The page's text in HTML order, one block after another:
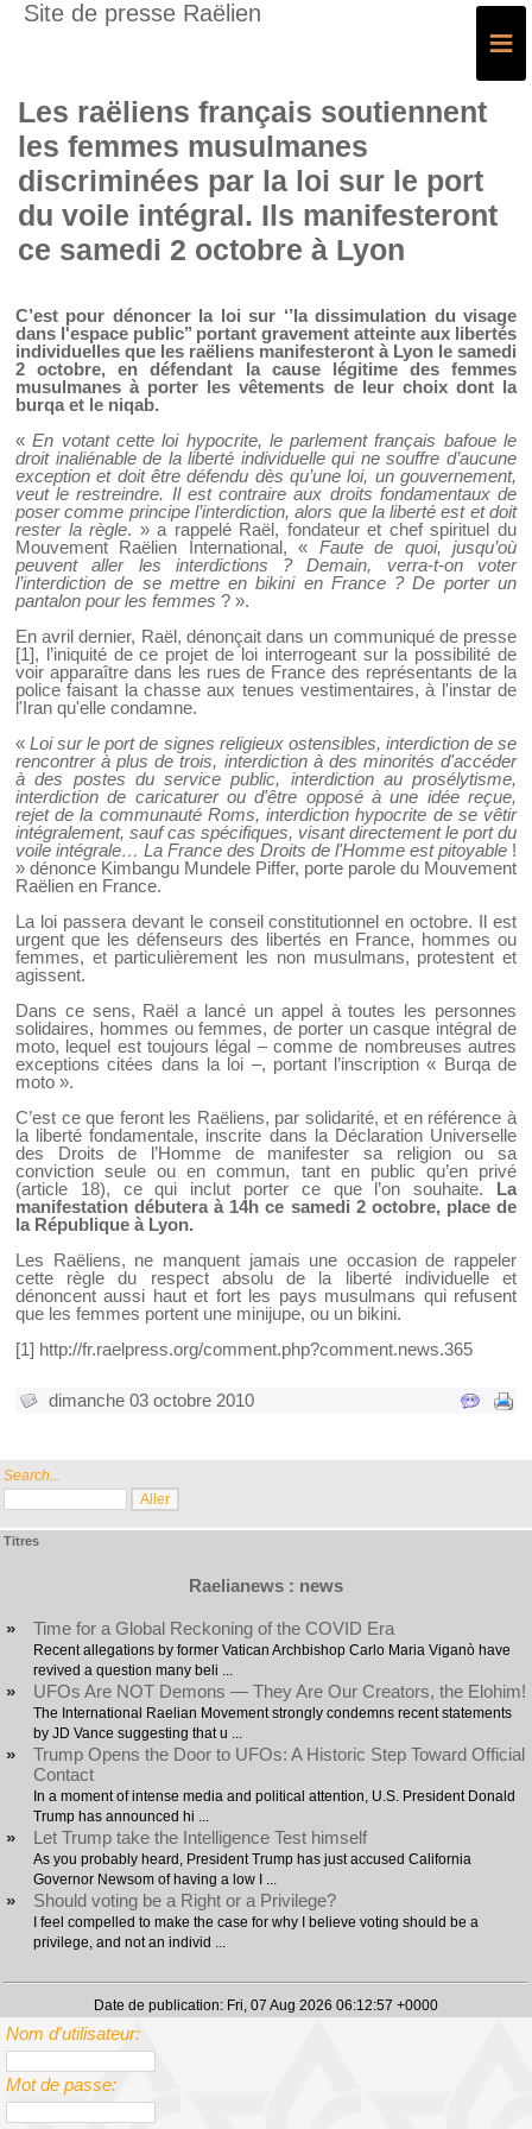
Site de presse Raëlien
≡
Search...
Titres
Raelianews : news
» Time for a Global Reckoning of the COVID Era
Recent allegations by former Vatican Archbishop Carlo Maria Viganò have
revived a question many beli ...
» UFOs Are NOT Demons — They Are Our Creators, the Elohim!
The International Raelian Movement strongly condemns recent statements
by JD Vance suggesting that u ...
»
Trump Opens the Door to UFOs: A Historic Step Toward Official
Contact
In a moment of intense media and political attention, U.S. President Donald
Trump has announced hi ...
» Let Trump take the Intelligence Test himself
As you probably heard, President Trump has just accused California
Governor Newsom of having a low I ...
» Should voting be a Right or a Privilege?
I feel compelled to make the case for why I believe voting should be a
privilege, and not an individ ...
Date de publication: Fri, 07 Aug 2026 06:12:57 +0000
Les raëliens français soutiennent
les femmes musulmanes
discriminées par la loi sur le port
du voile intégral. Ils manifesteront
ce samedi 2 octobre à Lyon
C’est pour dénoncer la loi sur ‘’la dissimulation du visage
dans l'espace public’’ portant gravement atteinte aux libertés
individuelles que les raëliens manifesteront à Lyon le samedi
2 octobre, en défendant la cause légitime des femmes
musulmanes à porter les vêtements de leur choix dont la
burqa et le niqab.
«En votant cette loi hypocrite, le parlement français bafoue le
droit inaliénable de la liberté individuelle qui ne souffre d’aucune
exception et doit être défendu dès qu’une loi, un gouvernement,
veut le restreindre. Il est contraire aux droits fondamentaux de
poser comme principe l’interdiction, alors que la liberté est et doit
rester la règle. » a rappelé Raël, fondateur et chef spirituel du
Mouvement Raëlien International, « Faute de quoi, jusqu’où
peuvent aller les interdictions ? Demain, verra-t-on voter
l’interdiction de se mettre en bikini en France ? De porter un
pantalon pour les femmes ? ».
En avril dernier, Raël, dénonçait dans un communiqué de presse
[1], l’iniquité de ce projet de loi interrogeant sur la possibilité de
voir apparaître dans les rues de France des représentants de la
police faisant la chasse aux tenues vestimentaires, à l'instar de
l'Iran qu'elle condamne.
«Loi sur le port de signes religieux ostensibles, interdiction de se
rencontrer à plus de trois, interdiction à des minorités d'accéder
à des postes du service public, interdiction au prosélytisme,
interdiction de caricaturer ou d'être opposé à une idée reçue,
rejet de la communauté Roms, interdiction hypocrite de se vêtir
intégralement, sauf cas spécifiques, visant directement le port du
voile intégrale… La France des Droits de l'Homme est pitoyable !
» dénonce Kimbangu Mundele Piffer, porte parole du Mouvement
Raëlien en France.
La loi passera devant le conseil constitutionnel en octobre. Il est
urgent que les défenseurs des libertés en France, hommes ou
femmes, et particulièrement les non musulmans, protestent et
agissent.
Dans ce sens, Raël a lancé un appel à toutes les personnes
solidaires, hommes ou femmes, de porter un casque intégral de
moto, lequel est toujours légal – comme de nombreuses autres
exceptions citées dans la loi –, portant l’inscription « Burqa de
moto ».
C’est ce que feront les Raëliens, par solidarité, et en référence à
la liberté fondamentale, inscrite dans la Déclaration Universelle
des Droits de l’Homme de manifester sa religion ou sa
conviction seule ou en commun, tant en public qu’en privé
(article 18), ce qui inclut porter ce que l’on souhaite. La
manifestation débutera à 14h ce samedi 2 octobre, place de
la République à Lyon.
Les Raëliens, ne manquent jamais une occasion de rappeler
cette règle du respect absolu de la liberté individuelle et
dénoncent aussi haut et fort les pays musulmans qui refusent
que les femmes portent une minijupe, ou un bikini.
[1] http://fr.raelpress.org/comment.php?comment.news.365
dimanche 03 octobre 2010
Nom d'utilisateur:
Mot de passe: